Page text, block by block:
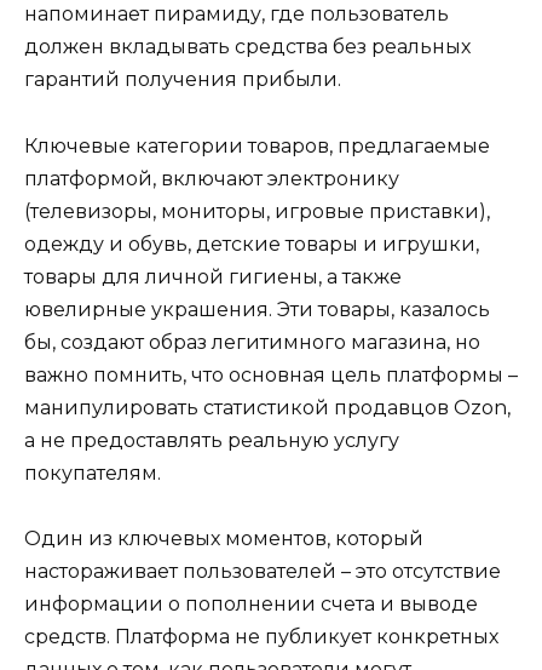
напоминает пирамиду, где пользователь
должен вкладывать средства без реальных
гарантий получения прибыли.
Ключевые категории товаров, предлагаемые
платформой, включают электронику
(телевизоры, мониторы, игровые приставки),
одежду и обувь, детские товары и игрушки,
товары для личной гигиены, а также
ювелирные украшения. Эти товары, казалось
бы, создают образ легитимного магазина, но
важно помнить, что основная цель платформы –
манипулировать статистикой продавцов Ozon,
а не предоставлять реальную услугу
покупателям.
Один из ключевых моментов, который
настораживает пользователей – это отсутствие
информации о пополнении счета и выводе
средств. Платформа не публикует конкретных